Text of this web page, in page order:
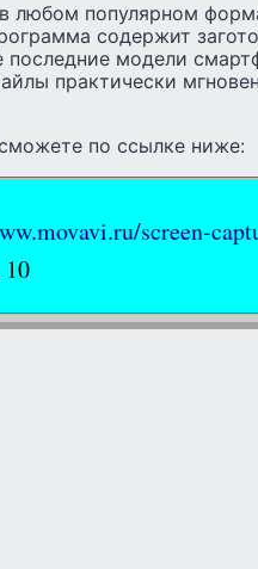
любом популярном
содержит
последние модели
практически
по ссылке ниже:
screen-